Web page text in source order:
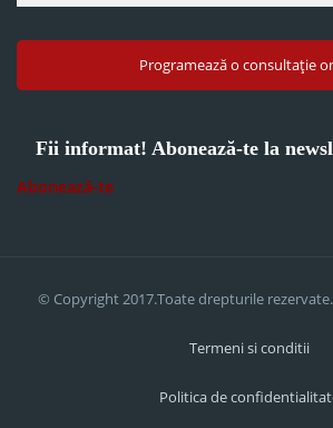
Programează o consultație
Fii informat! Abonează-te la
Abonează-te
© Copyright 2017.Toate drepturile
Termeni si conditii
Politica de